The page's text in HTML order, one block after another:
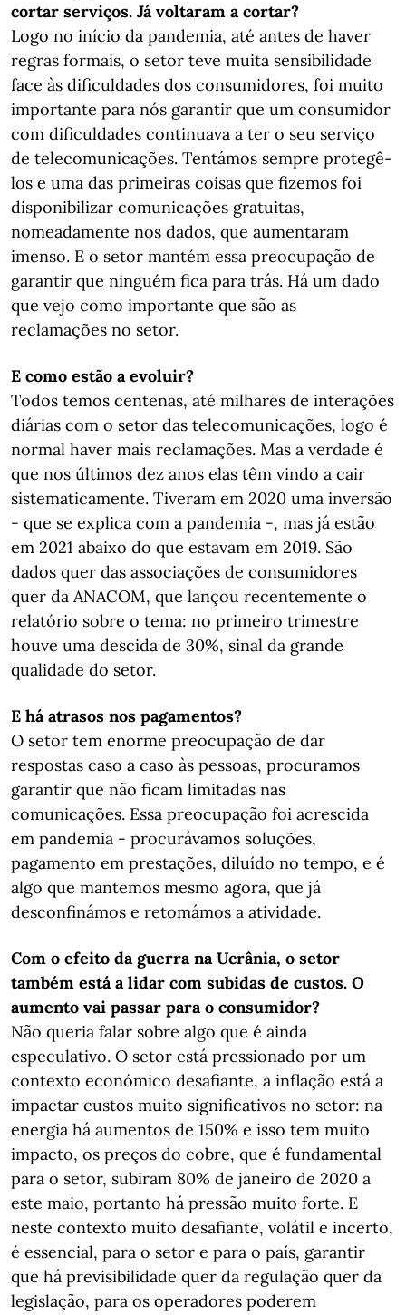
cortar serviços. Já voltaram a cortar?
Logo no início da pandemia, até antes de haver
regras formais, o setor teve muita sensibilidade
face às dificuldades dos consumidores, foi muito
importante para nós garantir que um consumidor
com dificuldades continuava a ter o seu serviço
de telecomunicações. Tentámos sempre protegê-
los e uma das primeiras coisas que fizemos foi
disponibilizar comunicações gratuitas,
nomeadamente nos dados, que aumentaram
imenso. E o setor mantém essa preocupação de
garantir que ninguém fica para trás. Há um dado
que vejo como importante que são as
reclamações no setor.
E como estão a evoluir?
Todos temos centenas, até milhares de interações
diárias com o setor das telecomunicações, logo é
normal haver mais reclamações. Mas a verdade é
que nos últimos dez anos elas têm vindo a cair
sistematicamente. Tiveram em 2020 uma inversão
- que se explica com a pandemia -, mas já estão
em 2021 abaixo do que estavam em 2019. São
dados quer das associações de consumidores
quer da ANACOM, que lançou recentemente o
relatório sobre o tema: no primeiro trimestre
houve uma descida de 30%, sinal da grande
qualidade do setor.
E há atrasos nos pagamentos?
O setor tem enorme preocupação de dar
respostas caso a caso às pessoas, procuramos
garantir que não ficam limitadas nas
comunicações. Essa preocupação foi acrescida
em pandemia - procurávamos soluções,
pagamento em prestações, diluído no tempo, e é
algo que mantemos mesmo agora, que já
desconfinámos e retomámos a atividade.
Com o efeito da guerra na Ucrânia, o setor
também está a lidar com subidas de custos. O
aumento vai passar para o consumidor?
Não queria falar sobre algo que é ainda
especulativo. O setor está pressionado por um
contexto económico desafiante, a inflação está a
impactar custos muito significativos no setor: na
energia há aumentos de 150% e isso tem muito
impacto, os preços do cobre, que é fundamental
para o setor, subiram 80% de janeiro de 2020 a
este maio, portanto há pressão muito forte. E
neste contexto muito desafiante, volátil e incerto,
é essencial, para o setor e para o país, garantir
que há previsibilidade quer da regulação quer da
legislação, para os operadores poderem